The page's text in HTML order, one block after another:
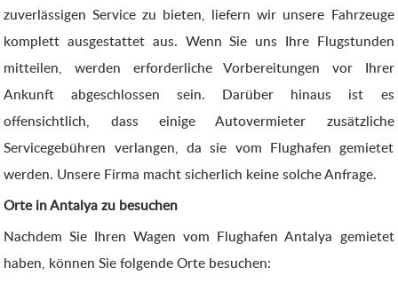
zuverlässigen Service zu bieten, liefern wir unsere Fahrzeuge
komplett ausgestattet aus. Wenn Sie uns Ihre Flugstunden
mitteilen, werden erforderliche Vorbereitungen vor Ihrer
Ankunft abgeschlossen sein. Darüber hinaus ist es
offensichtlich, dass einige Autovermieter zusätzliche
Servicegebühren verlangen, da sie vom Flughafen gemietet
werden. Unsere Firma macht sicherlich keine solche Anfrage.
Orte in Antalya zu besuchen
Nachdem Sie Ihren Wagen vom Flughafen Antalya gemietet
haben, können Sie folgende Orte besuchen: